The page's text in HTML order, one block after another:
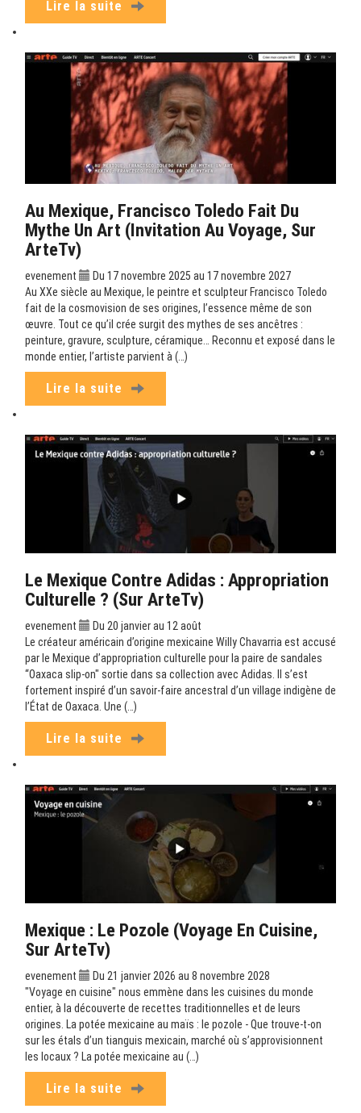
Lire la suite
Au Mexique, Francisco Toledo Fait Du
Mythe Un Art (Invitation Au Voyage, Sur
ArteTv)
evenement
Du 17 novembre 2025 au 17 novembre 2027
Au XXe siècle au Mexique, le peintre et sculpteur Francisco Toledo
fait de la cosmovision de ses origines, l’essence même de son
œuvre. Tout ce qu’il crée surgit des mythes de ses ancêtres :
peinture, gravure, sculpture, céramique… Reconnu et exposé dans le
monde entier, l’artiste parvient à (…)
Lire la suite
Le Mexique Contre Adidas : Appropriation
Culturelle ? (sur ArteTv)
evenement
Du 20 janvier au 12 août
Le créateur américain d’origine mexicaine Willy Chavarria est accusé
par le Mexique d’appropriation culturelle pour la paire de sandales
“Oaxaca slip-on" sortie dans sa collection avec Adidas. Il s’est
fortement inspiré d’un savoir-faire ancestral d’un village indigène de
l’État de Oaxaca. Une (…)
Lire la suite
Mexique : Le Pozole (Voyage En Cuisine,
Sur ArteTv)
evenement
Du 21 janvier 2026 au 8 novembre 2028
"Voyage en cuisine" nous emmène dans les cuisines du monde
entier, à la découverte de recettes traditionnelles et de leurs
origines. La potée mexicaine au maïs : le pozole - Que trouve-t-on
sur les étals d’un tianguis mexicain, marché où s’approvisionnent
les locaux ? La potée mexicaine au (…)
Lire la suite